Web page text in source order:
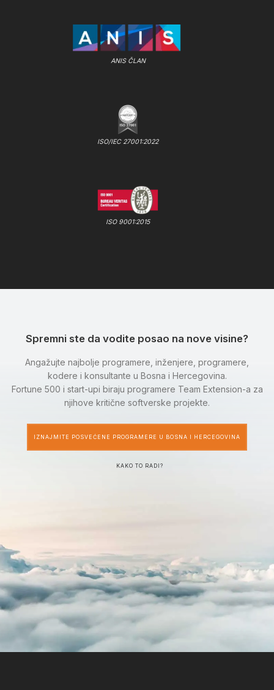
ANIS ČLAN
ISO/IEC 27001:2022
ISO 9001:2015
Spremni ste da vodite posao na nove visine?
Angažujte najbolje programere, inženjere, programere,
kodere i konsultante u Bosna i Hercegovina.
Fortune 500 i start-upi biraju programere Team Extension-a za
njihove kritične softverske projekte.
IZNAJMITE POSVEĆENE PROGRAMERE U BOSNA I HERCEGOVINA
KAKO TO RADI?